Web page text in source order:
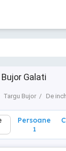
Galati
Targu Bujor De
Persoane
1